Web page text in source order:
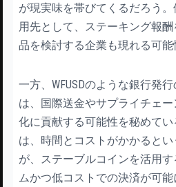
が現実味を帯びてくるだろう
用先として、ステーキング報
品を検討する企業も現れる可能
一方、WFUSDのような銀行発
は、国際送金やサプライチェ
化に貢献する可能性を秘めて
は、時間とコストがかかると
が、ステーブルコインを活用
ムかつ低コストでの決済が可能